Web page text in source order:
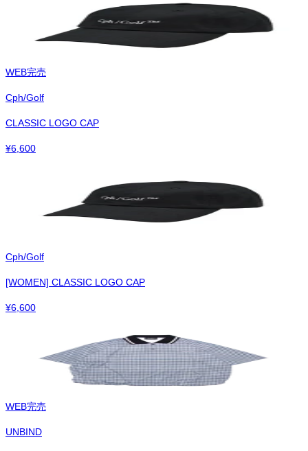
WEB完売
Cph/Golf
CLASSIC LOGO CAP
¥6,600
Cph/Golf
[WOMEN] CLASSIC LOGO CAP
¥6,600
WEB完売
UNBIND